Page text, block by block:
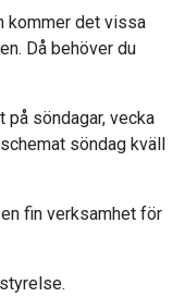
kommer det vissa
Då behöver du
på söndagar, vecka
söndag kväll
fin verksamhet för